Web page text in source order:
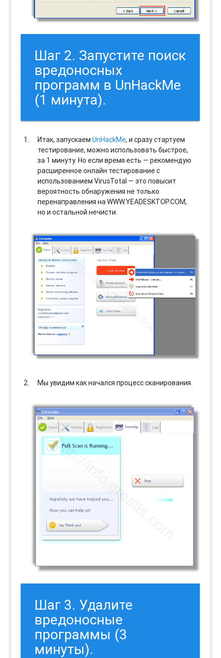
Шаг 2. Запустите поиск
вредоносных
программ в UnHackMe
(1 минута).
Итак, запускаемUnHackMe, и сразу стартуем
тестирование, можно использовать быстрое,
за 1 минуту. Но если время есть — рекомендую
расширенное онлайн тестирование с
использованием VirusTotal — это повысит
вероятность обнаружения не только
перенаправления на WWW.YEADESKTOP.COM,
но и остальной нечисти.
Мы увидим как начался процесс сканирования.
Шаг 3. Удалите
вредоносные
программы (3
минуты).